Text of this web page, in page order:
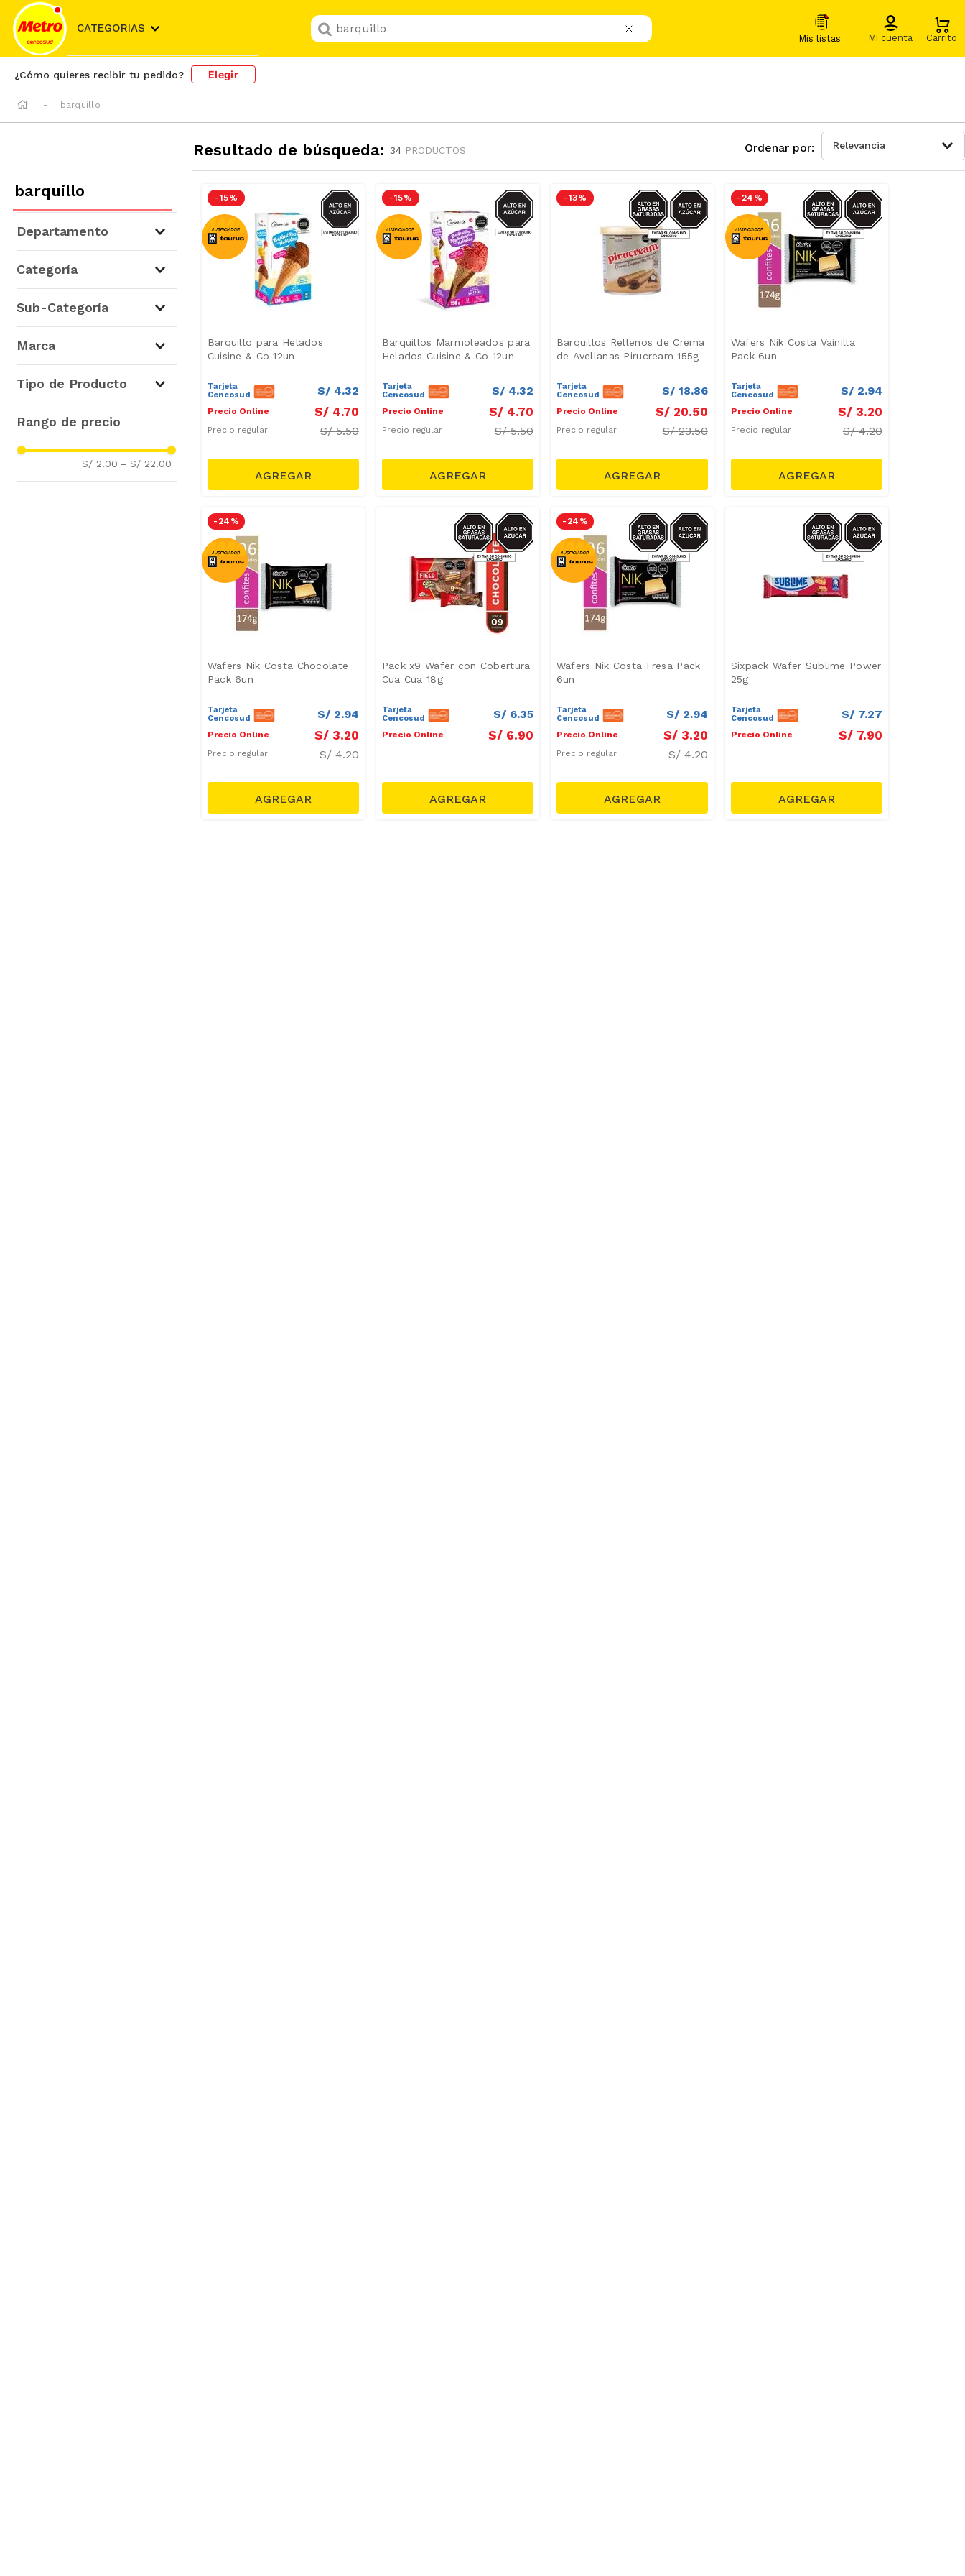
CATEGORIAS
¿Que buscas hoy?
¿Cómo quieres recibir tu pedido? Elegir
barquillo
Resultado de búsqueda: 34 PRODUCTOS Relevancia
barquillo
Departamento
Categoría
(34 )
Sub-Categoría
Wafers
Marca
Bauducco
(4 )
Vicenzi (4)
Choco Golden (2)
Costa (3)
Tipo de Producto
Bizcotelas
Caramelos y Masticables (1)
Galletas Bañadas y Rellenas
(1)
S/ 2.00 – S/ 22.00
-15 % AZUCAR
Barquillo para Helados
Cuisine & Co 12un
Tarjeta
Cencosud
S/ 4.32
Precio Online S/ 4.70
Precio regular S/5.50
-15 % AZUCAR
Barquillos Marmoleados para
Helados Cuisine & Co 12un
Tarjeta
Cencosud
S/ 4.32
Precio Online S/ 4.70
Precio regular S/5.50
-13 %
AZUCAR/GRASAS-
SAT
Barquillos Rellenos de Crema
de Avellanas Pirucream 155g
Tarjeta
Cencosud
S/ 18.86
Precio Online S/ 20.50
Precio regular S/23.50
-24 %
AZUCAR/GRASAS-
SAT
Wafers Nik Costa Vainilla
Pack 6un
Tarjeta
Cencosud
S/ 2.94
Precio Online S/ 3.20
Precio regular S/4.20
-24 %
Wafers Nik Costa Chocolate
Pack 6un
Tarjeta
Cencosud
S/ 2.94
Precio Online S/ 3.20
Precio regular S/4.20
AZUCAR/GRASAS-
SAT
Pack x9 Wafer con Cobertura
Cua Cua 18g
Tarjeta
Cencosud
S/ 6.35
Precio Online S/ 6.90
-24 %
AZUCAR/GRASAS-
SAT
Wafers Nik Costa Fresa Pack
6un
Tarjeta
Cencosud
S/ 2.94
Precio Online S/ 3.20
Precio regular S/4.20
AZUCAR/GRASAS-
SAT
Sixpack Wafer Sublime Power
25g
Tarjeta
Cencosud
S/ 7.27
Precio Online S/ 7.90